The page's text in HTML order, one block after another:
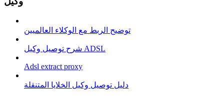
توضيح الربط مع الوكلاء العالميين
شرح توصيل وكيل ADSL
Adsl extract proxy
دليل توصيل وكيل الخلايا المتنقلة